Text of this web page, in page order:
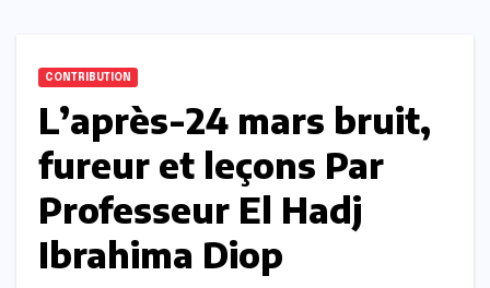
CONTRIBUTION
L’après-24 mars bruit,
fureur et leçons Par
Professeur El Hadj
Ibrahima Diop